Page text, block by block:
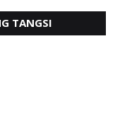
TANGSI